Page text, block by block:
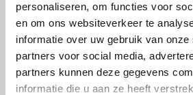
personaliseren, om functies voor
en om ons websiteverkeer te
informatie over uw gebruik van onze
partners voor social media,
partners kunnen deze gegevens
informatie die u aan ze heeft
check_circleVanaf€ 750,-gratis
check_circle Klanten geven Vos Kunststoffen een 9,0/
check_circle2-5dagen levertijd